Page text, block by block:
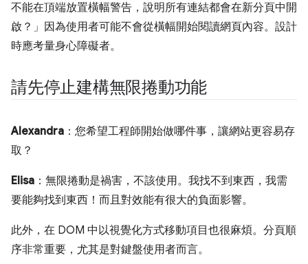
不能在頂端放置橫幅警告，說明所有連結都會在新分頁中開
啟？」因為使用者可能不會從橫幅開始閱讀網頁內容。設計
時應考量身心障礙者。
請先停止建構無限捲動功能
Alexandra ：您希望工程師開始做哪件事，讓網站更容易存
取？
Elisa ：無限捲動是禍害，不該使用。我找不到東西，我需
要能夠找到東西！而且對效能有很大的負面影響。
此外，在 DOM 中以視覺化方式移動項目也很麻煩。分頁順
序非常重要，尤其是對鍵盤使用者而言。